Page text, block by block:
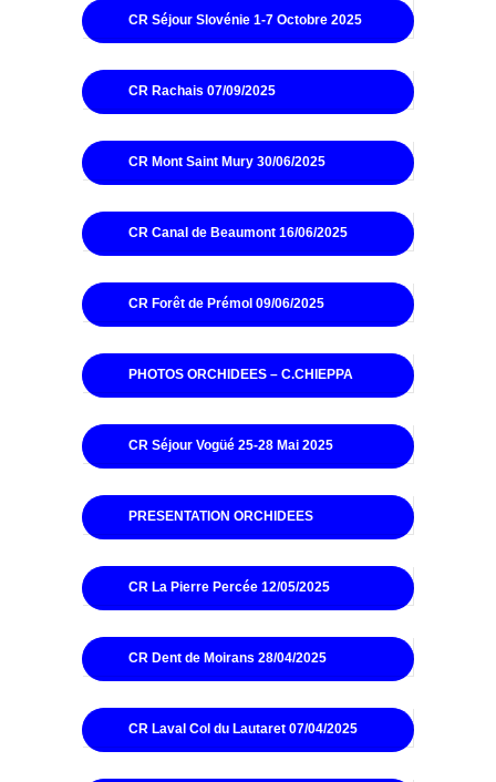
CR Séjour Slovénie 1-7 Octobre 2025
CR Rachais 07/09/2025
CR Mont Saint Mury 30/06/2025
CR Canal de Beaumont 16/06/2025
CR Forêt de Prémol 09/06/2025
PHOTOS ORCHIDEES – C.CHIEPPA
CR Séjour Vogüé 25-28 Mai 2025
PRESENTATION ORCHIDEES
CR La Pierre Percée 12/05/2025
CR Dent de Moirans 28/04/2025
CR Laval Col du Lautaret 07/04/2025